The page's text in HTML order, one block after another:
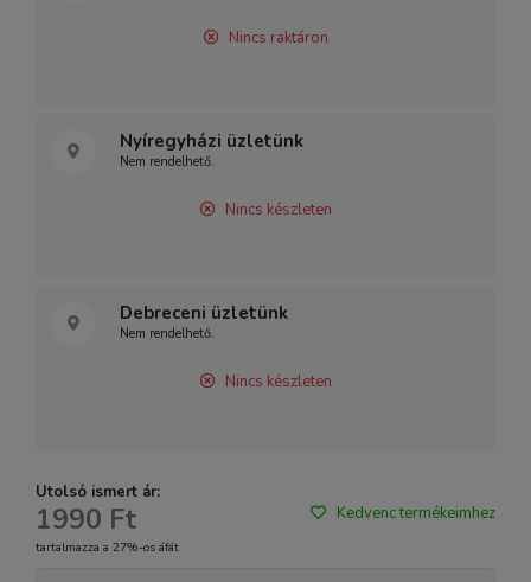
Nincs raktáron
Nyíregyházi üzletünk
Nem rendelhető.
Nincs készleten
Debreceni üzletünk
Nem rendelhető.
Nincs készleten
Utolsó ismert ár:
1990 Ft
tartalmazza a 27%-os áfát
Kedvenc termékeimhez